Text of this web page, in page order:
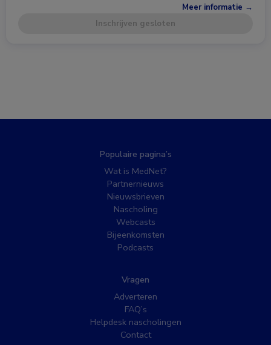
Meer informatie →
Inschrijven gesloten
Populaire pagina’s
Wat is MedNet?
Partnernieuws
Nieuwsbrieven
Nascholing
Webcasts
Bijeenkomsten
Podcasts
Vragen
Adverteren
FAQ’s
Helpdesk nascholingen
Contact